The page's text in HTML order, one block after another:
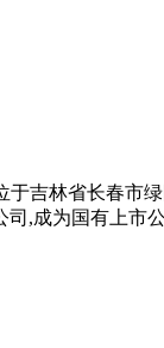
于吉林省长春
,成为国有上市公